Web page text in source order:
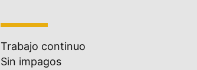
Trabajo continuo
Sin impagos